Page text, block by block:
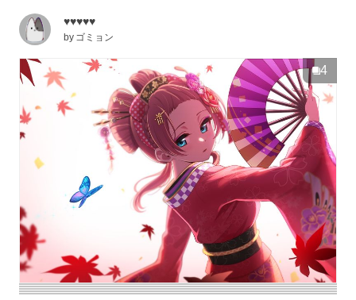
♥♥♥♥♥
by ゴミョン
4